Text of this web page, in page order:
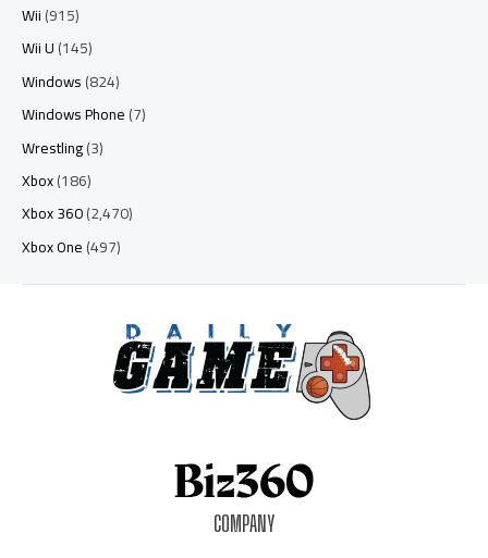
Wii(915)
Wii U(145)
Windows(824)
Windows Phone(7)
Wrestling(3)
Xbox(186)
Xbox 360(2,470)
Xbox One(497)
COMPANY